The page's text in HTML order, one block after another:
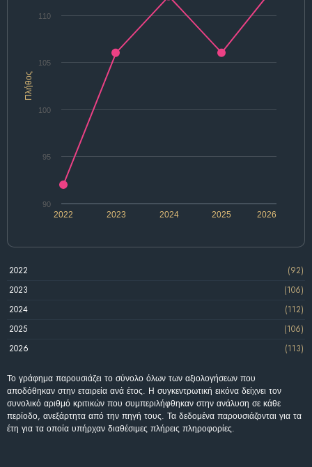
Πλήθος
2025
2022 2023 2024 2026
90
95
100
105
110
2022
(92)
2023
(106)
2024
(112)
2025
(106)
2026
(113)
Το γράφημα παρουσιάζει το σύνολο όλων των αξιολογήσεων που
αποδόθηκαν στην εταιρεία ανά έτος. Η συγκεντρωτική εικόνα δείχνει τον
συνολικό αριθμό κριτικών που συμπεριλήφθηκαν στην ανάλυση σε κάθε
περίοδο, ανεξάρτητα από την πηγή τους. Τα δεδομένα παρουσιάζονται για τα
έτη για τα οποία υπήρχαν διαθέσιμες πλήρεις πληροφορίες.